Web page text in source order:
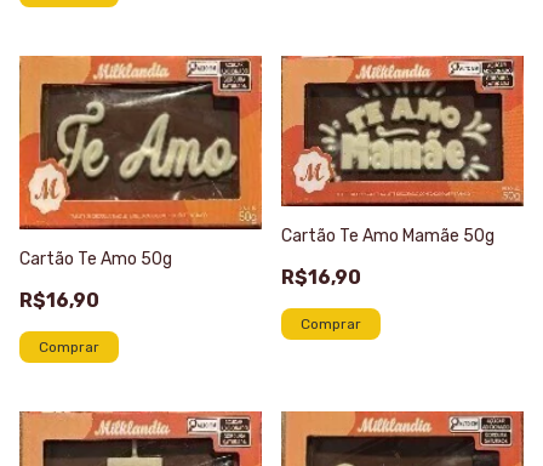
Cartão Te Amo 50g
R$16,90
Cartão Te Amo Mamãe 50g
R$16,90